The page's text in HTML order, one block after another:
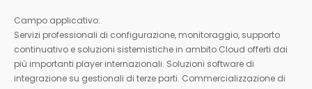
Campo applicativo:
Servizi professionali di configurazione, monitoraggio, supporto
continuativo e soluzioni sistemistiche in ambito Cloud offerti dai
più importanti player internazionali. Soluzioni software di
integrazione su gestionali di terze parti. Commercializzazione di